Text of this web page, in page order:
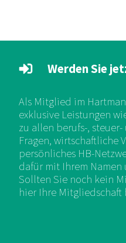
Werden Sie
Als Mitglied im
exklusive Leistungen
zu allen berufs-,
Fragen, wirtschaftliche
persönliches HB-
dafür mit Ihrem Namen
Sollten Sie noch kein
hier Ihre Mitgliedschaft